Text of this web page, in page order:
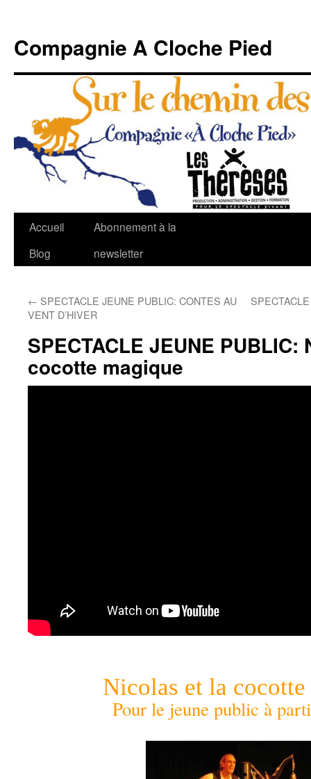
Compagnie A Cloche Pied
Aller
Accueil
Blog
Abonnement à la
newsletter
← SPECTACLE JEUNE PUBLIC: CONTES AU
VENT D’HIVER
SPECTACLE JEUNE
cocotte magique
Nicolas et la
Pour le jeune public à